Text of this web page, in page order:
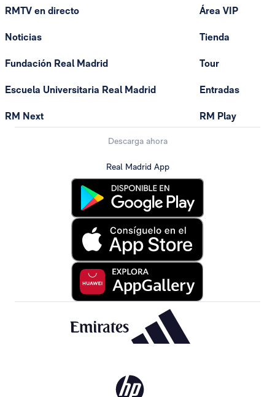
RMTV en directo
Noticias
Fundación Real Madrid
Escuela Universitaria Real Madrid
RM Next
Área VIP
Tienda
Tour
Entradas
RM Play
Descarga ahora
Real Madrid App